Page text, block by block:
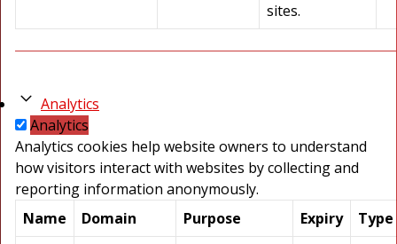
sites.
Analytics
Analytics
Analytics cookies help website owners to understand
how visitors interact with websites by collecting and
reporting information anonymously.
Name
Domain Purpose Expiry Type